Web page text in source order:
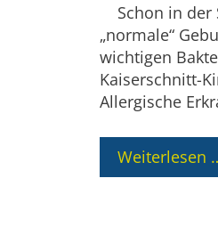
Schon in der
„normale“
wichtigen
Kaiserschnitt-
Allergische
Weiterlesen